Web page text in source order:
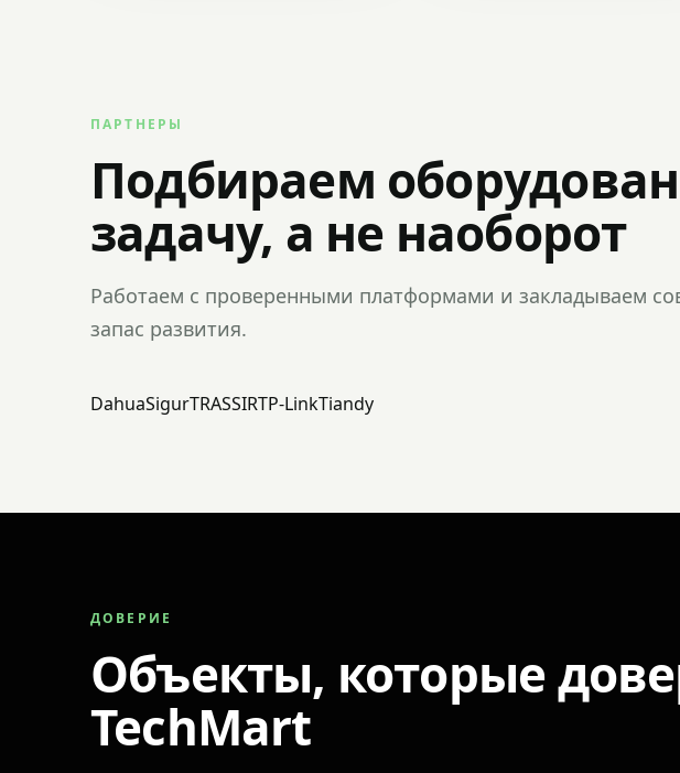
ПАРТНЕРЫ
Подбираем
задачу, а не наоборот
Работаем с проверенными платформами и закладываем
запас развития.
DahuaSigurTRASSIRTP-LinkTiandy
ДОВЕРИЕ
Объекты, которые
TechMart